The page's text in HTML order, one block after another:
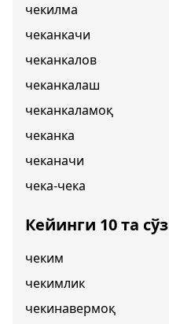
чекилма
чеканкачи
чеканкалов
чеканкалаш
чеканкаламоқ
чеканка
чеканачи
чека-чека
Кейинги 10 та сўз
чеким
чекимлик
чекинавермоқ